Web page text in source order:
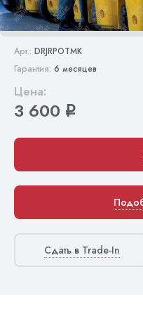
Арт.: DRJRPOTMK
Гарантия: 6 месяцев
Цена:
3 600 q
Сдать в Trade-In